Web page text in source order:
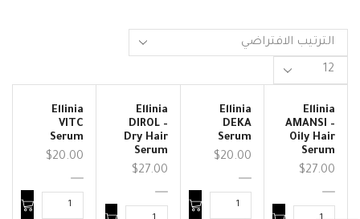
Ellinia
AMANSI –
Oily Hair
Serum
$27.00
Ellinia
DEKA
Serum
$20.00
Ellinia
DIROL –
Dry Hair
Serum
$27.00
Ellinia
VITC
Serum
$20.00